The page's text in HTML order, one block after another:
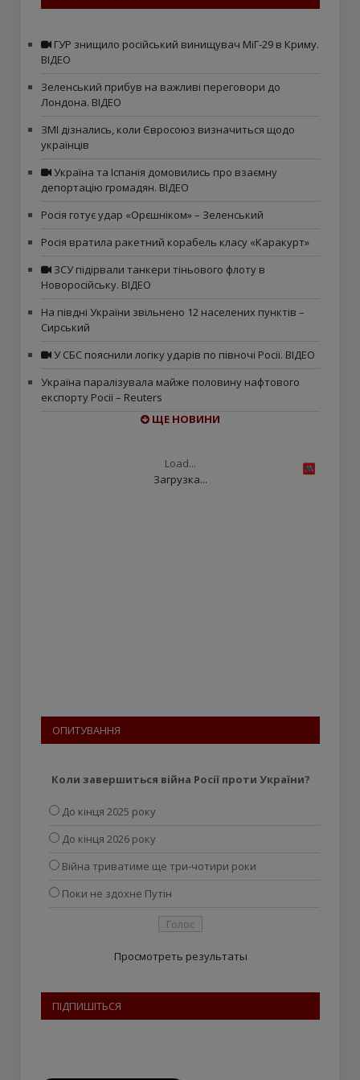
ГУР знищило російський винищувач МіГ-29 в Криму.
ВІДЕО
Зеленський прибув на важливі переговори до
Лондона. ВІДЕО
ЗМІ дізнались, коли Євросоюз визначиться щодо
українців
Україна та Іспанія домовились про взаємну
депортацію громадян. ВІДЕО
Росія готує удар «Орєшніком» – Зеленський
Росія вратила ракетний корабель класу «Каракурт»
ЗСУ підірвали танкери тіньового флоту в
Новоросійську. ВІДЕО
На півдні України звільнено 12 населених пунктів –
Сирський
У СБС пояснили логіку ударів по півночі Росії. ВІДЕО
Україна паралізувала майже половину нафтового
експорту Росії – Reuters
ЩЕ НОВИНИ
Load...
Загрузка...
ОПИТУВАННЯ
Коли завершиться війна Росії проти України?
До кінця 2025 року
До кінця 2026 року
Війна триватиме ще три-чотири роки
Поки не здохне Путін
Просмотреть результаты
ПІДПИШІТЬСЯ